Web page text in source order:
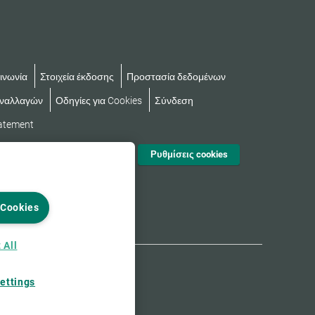
Στοιχεία έκδοσης Προστασία δεδομένων
Οδηγίες για Cookies Σύνδεση
Ρυθμίσεις cookies